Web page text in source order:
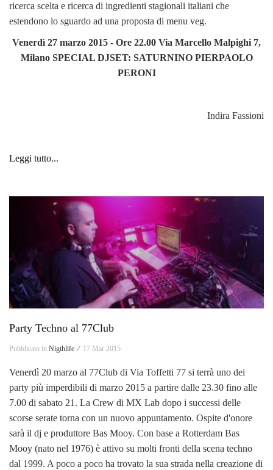
ricerca scelta e ricerca di ingredienti stagionali italiani che
estendono lo sguardo ad una proposta di menu veg.
Venerdì 27 marzo 2015 - Ore 22.00 Via Marcello Malpighi 7,
Milano SPECIAL DJSET: SATURNINO PIERPAOLO
PERONI
Indira Fassioni
Leggi tutto...
Party Techno al 77Club
Pubblicato in Nigthlife ⁄ 17 Mar 2015
Venerdì 20 marzo al 77Club di Via Toffetti 77 si terrà uno dei
party più imperdibili di marzo 2015 a partire dalle 23.30 fino alle
7.00 di sabato 21. La Crew di MX Lab dopo i successi delle
scorse serate torna con un nuovo appuntamento. Ospite d'onore
sarà il dj e produttore Bas Mooy. Con base a Rotterdam Bas
Mooy (nato nel 1976) è attivo su molti fronti della scena techno
dal 1999. A poco a poco ha trovato la sua strada nella creazione di